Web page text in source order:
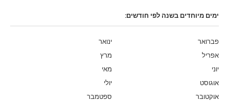
ימים מיוחדים בשנה לפי חודשים:
ינואר
פברואר
מרץ
אפריל
מאי
יוני
יולי
אוגוסט
ספטמבר
אוקטובר